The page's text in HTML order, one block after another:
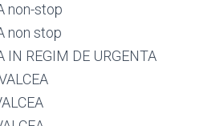
non-stop
non stop
REGIM DE URGENTA